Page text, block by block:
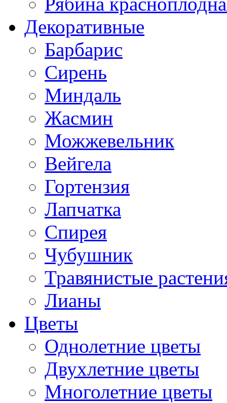
Декоративные
Барбарис
Сирень
Миндаль
Жасмин
Можжевельник
Вейгела
Гортензия
Лапчатка
Спирея
Чубушник
Травянистые
Лианы
Цветы
Однолетние цветы
Двухлетние цветы
Многолетние цветы